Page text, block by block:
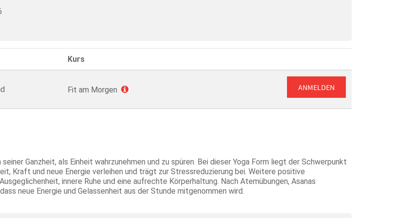
Kurs
Fit am Morgen ANMELDEN
Ganzheit, als Einheit wahrzunehmen und zu spüren. Bei dieser Yoga Form liegt der Schwerpunkt
Kraft und neue Energie verleihen und trägt zur Stressreduzierung bei. Weitere positive
innere Ruhe und eine aufrechte Körperhaltung. Nach Atemübungen, Asanas
neue Energie und Gelassenheit aus der Stunde mitgenommen wird.